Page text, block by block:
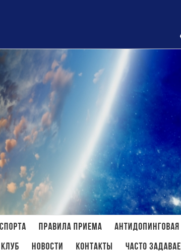
Правила приема
Новости Контакты Часто